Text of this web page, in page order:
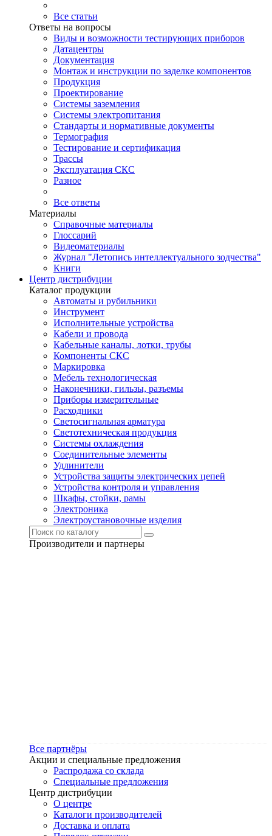
Все статьи
Ответы на вопросы
Виды и возможности тестирующих приборов
Датацентры
Документация
Монтаж и инструкции по заделке компонентов
Продукция
Проектирование
Системы заземления
Системы электропитания
Стандарты и нормативные документы
Термография
Тестирование и сертификация
Трассы
Эксплуатация СКС
Разное
Все ответы
Материалы
Справочные материалы
Глоссарий
Видеоматериалы
Журнал "Летопись интеллектуального зодчества"
Книги
Центр дистрибуции
Каталог продукции
Автоматы и рубильники
Инструмент
Исполнительные устройства
Кабели и провода
Кабельные каналы, лотки, трубы
Компоненты СКС
Маркировка
Мебель технологическая
Наконечники, гильзы, разъемы
Приборы измерительные
Расходники
Светосигнальная арматура
Светотехническая продукция
Системы охлаждения
Соединительные элементы
Удлинители
Устройства защиты электрических цепей
Устройства контроля и управления
Шкафы, стойки, рамы
Электроника
Электроустановочные изделия
Производители и партнеры
Все партнёры
Акции и специальные предложения
Распродажа со склада
Специальные предложения
Центр дистрибуции
О центре
Каталоги производителей
Доставка и оплата